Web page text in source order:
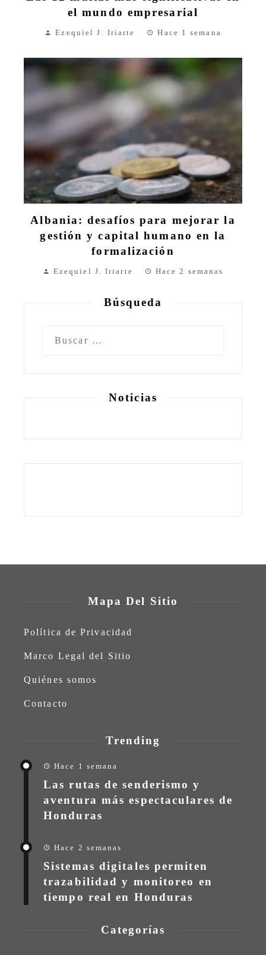
el mundo empresarial
Ezequiel J. Iriarte Hace 1 semana
Albania: desafíos para mejorar la
gestión y capital humano en la
formalización
Ezequiel J. Iriarte Hace 2 semanas
Búsqueda
Noticias
Mapa Del Sitio
Política de Privacidad
Marco Legal del Sitio
Quiénes somos
Contacto
Trending
Hace 1 semana
Las rutas de senderismo y
aventura más espectaculares de
Honduras
Hace 2 semanas
Sistemas digitales permiten
trazabilidad y monitoreo en
tiempo real en Honduras
Categorías